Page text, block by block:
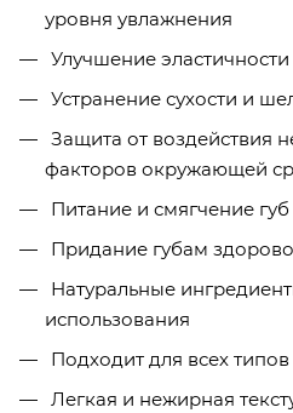
уровня увлажнения
Улучшение
Устранение сухости и
Защита от воздействия
факторов окружающей
Питание и смягчение губ
Придание губам
Натуральные
использования
Подходит для всех
Легкая и нежирная